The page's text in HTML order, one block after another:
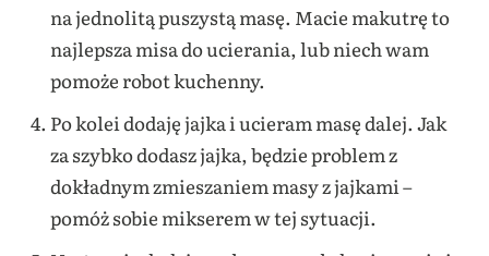
na jednolitą puszystą masę. Macie makutrę to
najlepsza misa do ucierania, lub niech wam
pomoże robot kuchenny.
Po kolei dodaję jajka i ucieram masę dalej. Jak
za szybko dodasz jajka, będzie problem z
dokładnym zmieszaniem masy z jajkami –
pomóż sobie mikserem w tej sytuacji.